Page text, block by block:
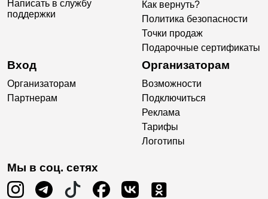
Написать в службу
поддержки
Как вернуть?
Политика безопасности
Точки продаж
Подарочные сертификаты
Вход
Организаторам
Партнерам
Организаторам
Возможности
Подключиться
Реклама
Тарифы
Логотипы
Мы в соц. сетях